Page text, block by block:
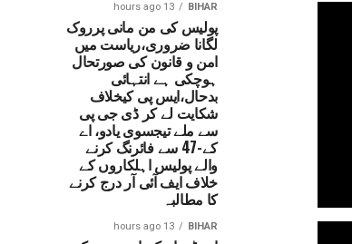
BIHAR
13 hours ago
پولیس کی من مانی پرروک
لگانا ضروری،ریاست میں
امن و قانون کی صورتحال
ہوچکی ہے انتہائی
بدحال،ایس پی کیخلاف
شکایت لے کر ڈی جی پی
سے ملے تیجسوی یادو، اے
کے-47 سے فائرنگ کرنے
والے پولیس اہلکاروں کے
خلاف ایف آئی آر درج کرنے
کا مطالبہ
BIHAR
13 hours ago